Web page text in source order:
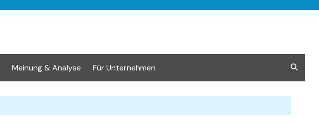
Meinung & Analyse Für Unternehmen